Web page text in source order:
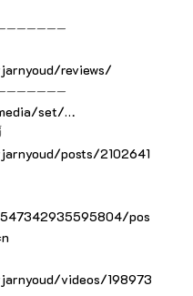
reviews/
set/…
posts/2102641
pos
videos/198973